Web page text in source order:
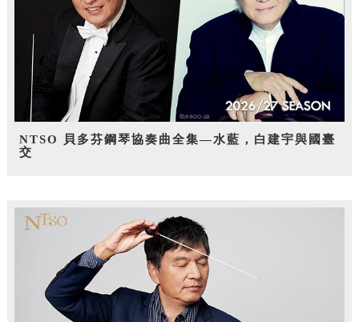
NTSO 貝多芬鋼琴協奏曲全集—水藍，白建宇與國臺
交